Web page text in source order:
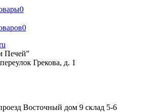
0
0
Печей"
Грекова, д. 1
Восточный дом 9 склад 5-6